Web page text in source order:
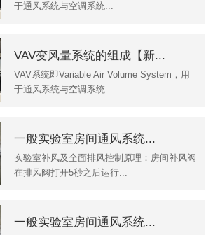
于通风系统与空调系统...
VAV变风量系统的组成【新...
VAV系统即Variable Air Volume System，用
于通风系统与空调系统...
一般实验室房间通风系统...
实验室补风及全面排风控制原理：房间补风阀
在排风阀打开5秒之后运行...
一般实验室房间通风系统...